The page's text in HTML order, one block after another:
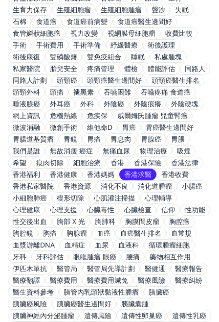
生育力保存
生殖細胞瘤 生殖細胞腫瘤 聲沙
失眠
石棉
食道癌 食道癌前病變
食道癌醫生邊間好
食管鱗狀細胞癌
視力改變 視網膜母細胞瘤
收費比較
手術
手術費用 手術準備 紓緩醫療
術後護理
術後康復
雙磷酸鹽 雙免疫組合 睡眠
私處腫塊
私家醫院
胎兒安全 疼痛管理 體檢 體能評估
同路人
同路人計劃
頭頸癌 頭頸癌醫生邊間好
頭頸癌醫生排名
頭頸外科
頭痛 褪黑素 吞嚥困難
吞嚥疼痛 食道癌
唾液腺癌
外耳癌 外科 外陰癌 外陰痕癢
外陰硬塊
網上資訊
危機熱線 危疾保
威爾姆氏腫瘤 兒童腎癌
微波消融
微創手術 維他命D 胃癌
胃癌醫生邊間好
胃腸道基質瘤
胃鏡 胃痛 胃息肉 胃腺癌
胃脹
我們是誰
無故消瘦 癌症 無痛血尿 物理治療
吸煙
希望
瘜肉切除 細胞治療 香港 香港保險
香港法律
香港福利
香港健康 香港媽媽 香港求醫
香港收費
香港私家醫院
香港資源 消化不良 消化道腫瘤
小腸癌
小細胞肺癌
楔形切除 心肌灌注掃描
心理輔導
心理健康
心理支援 心臟毒性 心臟檢查 信仰
性功能
性交後出血
胸部 X 光 胸肺科 胸膜間皮瘤
胸腔癌
胸腔鏡
胸痛 胸腺瘤 血癌 血癌醫生排名
血常規
血漿游離DNA
血精症 血尿 血液科
循環腫瘤細胞
牙科
牙科評估 眼眶腫瘤 眼癌 腰痛
藥物相互作用
伊匹木單抗
醫管局 醫管局先導計劃 醫健通
醫療報告
醫療翻譯
醫療費用 醫療費用減免 醫療風險
醫療糾紛
醫生資料參考
胰管內乳頭狀黏液性腫瘤
胰臟癌
胰臟癌風險
胰臟癌醫生邊間好
胰臟囊腫
胰臟神經內分泌腫瘤
遺傳風險 遺傳性卵巢癌
遺傳性乳癌